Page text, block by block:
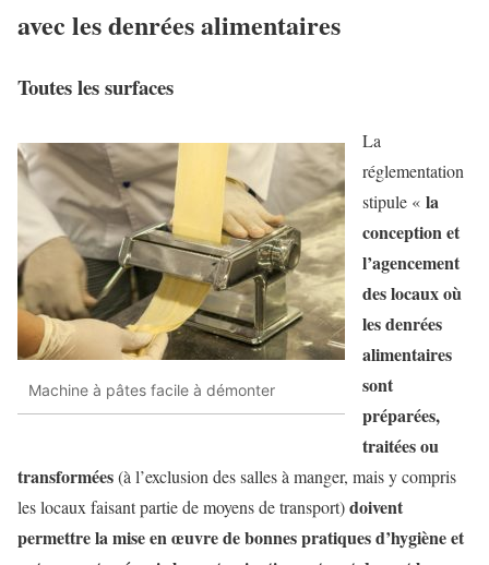
avec les denrées alimentaires
Toutes les surfaces
Machine à pâtes facile à démonter
La
réglementation
stipule « la
conception et
l’agencement
des locaux où
les denrées
alimentaires
sont
préparées,
traitées ou
transformées(à l’exclusion des salles à manger, mais y compris
les locaux faisant partie de moyens de transport)doivent
permettre la mise en œuvre de bonnes pratiques d’hygiène et